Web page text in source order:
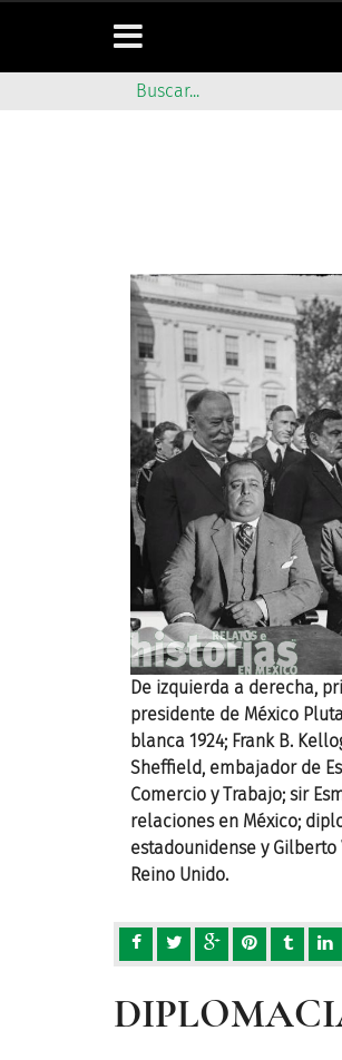
De izquierda a derecha,
presidente de México
blanca 1924; Frank B.
Sheffield, embajador de
Comercio y Trabajo; sir
relaciones en México;
estadounidense y
Reino Unido.